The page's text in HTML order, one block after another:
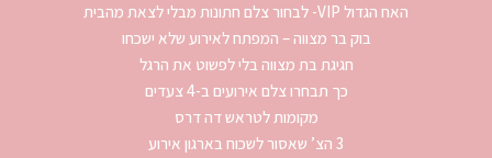
האח הגדול VIP- לבחור צלם חתונות מבלי לצאת מהבית
בוק בר מצווה – המפתח לאירוע שלא ישכחו
חגיגת בת מצווה בלי לפשוט את הרגל
כך תבחרו צלם אירועים ב-4 צעדים
מקומות לטראש דה דרס
3 הצ’ שאסור לשכוח בארגון אירוע